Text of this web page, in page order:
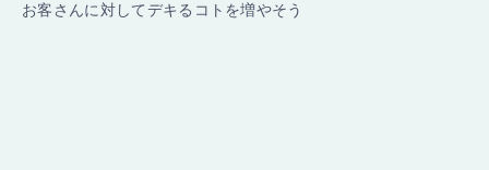
お客さんに対してデキるコトを増やそう